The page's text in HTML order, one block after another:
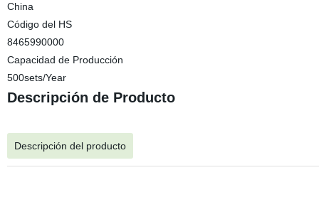
China
Código del HS
8465990000
Capacidad de Producción
500sets/Year
Descripción de Producto
Descripción del producto